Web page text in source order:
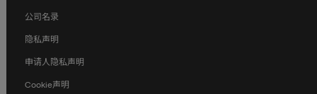
公司名录
隐私声明
申请人隐私声明
Cookie声明